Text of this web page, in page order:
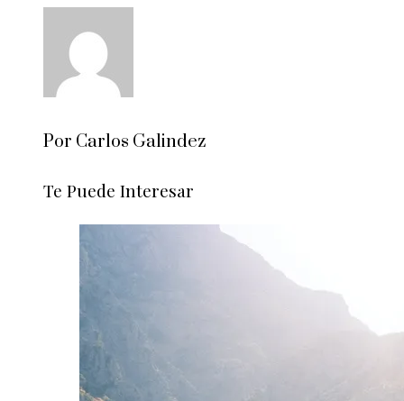
Por Carlos Galindez
Te Puede Interesar